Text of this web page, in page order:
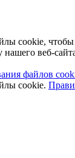
cookie, чтобы
веб-
файлов
cookie.